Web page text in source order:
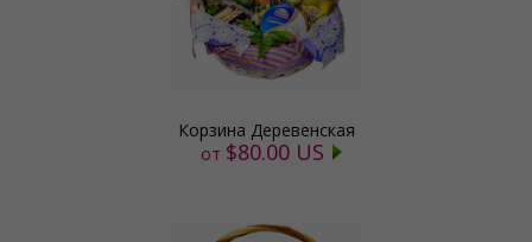
Корзина Деревенская
от $80.00 US